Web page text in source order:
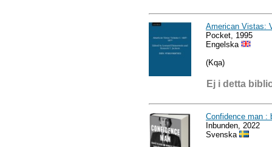
American Vistas:
Pocket, 1995
Engelska
(Kqa)
Ej i detta
Confidence man :
Inbunden, 2022
Svenska